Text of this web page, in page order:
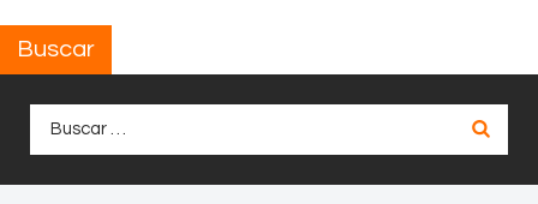
Buscar